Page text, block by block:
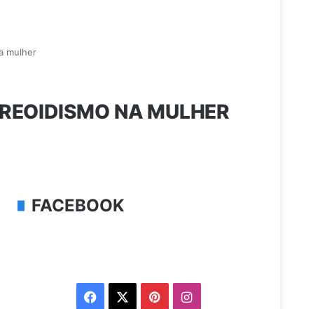
mulher
NA MULHER
FACEBOOK
Facebook PinterestInstagram